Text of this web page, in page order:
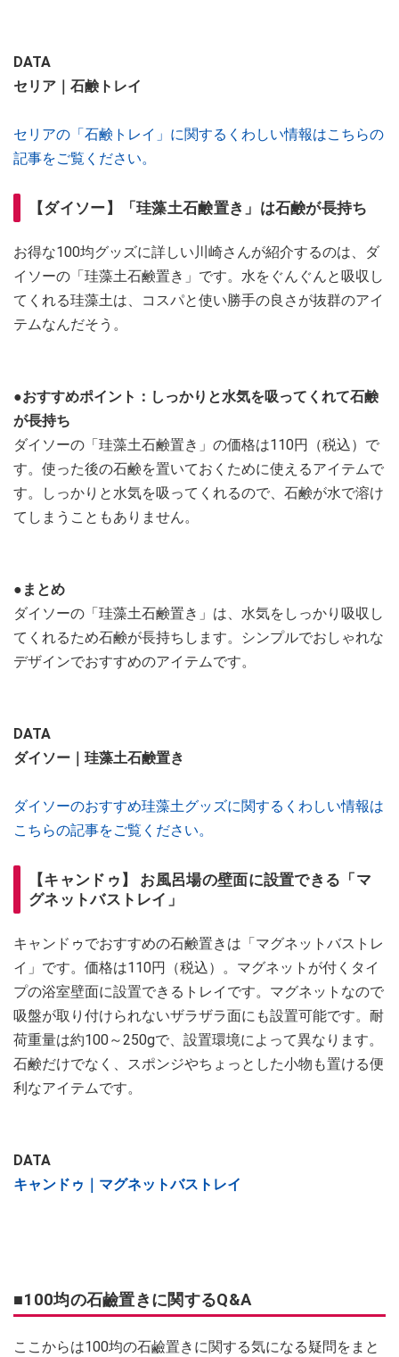
DATA
セリア｜石鹸トレイ
セリアの「石鹸トレイ」に関するくわしい情報はこちらの
記事をご覧ください。
【ダイソー】「珪藻土石鹸置き」は石鹸が長持ち
お得な100均グッズに詳しい川崎さんが紹介するのは、ダ
イソーの「珪藻土石鹸置き」です。水をぐんぐんと吸収し
てくれる珪藻土は、コスパと使い勝手の良さが抜群のアイ
テムなんだそう。
●おすすめポイント：しっかりと水気を吸ってくれて石鹸
が長持ち
ダイソーの「珪藻土石鹸置き」の価格は110円（税込）で
す。使った後の石鹸を置いておくために使えるアイテムで
す。しっかりと水気を吸ってくれるので、石鹸が水で溶け
てしまうこともありません。
●まとめ
ダイソーの「珪藻土石鹸置き」は、水気をしっかり吸収し
てくれるため石鹸が長持ちします。シンプルでおしゃれな
デザインでおすすめのアイテムです。
DATA
ダイソー｜珪藻土石鹸置き
ダイソーのおすすめ珪藻土グッズに関するくわしい情報は
こちらの記事をご覧ください。
【キャンドゥ】 お風呂場の壁面に設置できる「マ
グネットバストレイ」
キャンドゥでおすすめの石鹸置きは「マグネットバストレ
イ」です。価格は110円（税込）。マグネットが付くタイ
プの浴室壁面に設置できるトレイです。マグネットなので
吸盤が取り付けられないザラザラ面にも設置可能です。耐
荷重量は約100～250gで、設置環境によって異なります。
石鹸だけでなく、スポンジやちょっとした小物も置ける便
利なアイテムです。
DATA
キャンドゥ｜マグネットバストレイ
■100均の石鹼置きに関するQ&A
ここからは100均の石鹼置きに関する気になる疑問をまと